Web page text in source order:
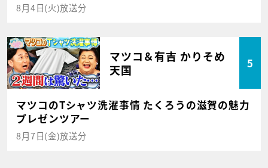
8月4日(火)放送分
マツコ＆有吉 かりそめ
天国
5
マツコのTシャツ洗濯事情 たくろうの滋賀の魅力
プレゼンツアー
8月7日(金)放送分